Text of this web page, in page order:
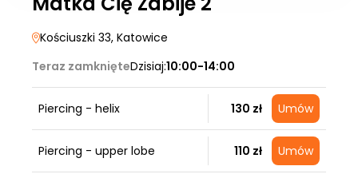
Kościuszki 33, Katowice
Teraz zamknięteDzisiaj:10:00-14:00
Piercing - helix 130 zł Umów
Piercing - upper lobe 110 zł Umów